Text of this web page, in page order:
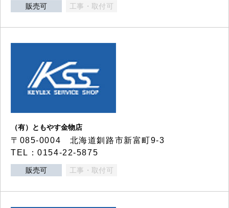
販売可 工事・取付可
（有）ともやす金物店
〒085-0004 北海道釧路市新富町9-3
TEL：0154-22-5875
販売可 工事・取付可